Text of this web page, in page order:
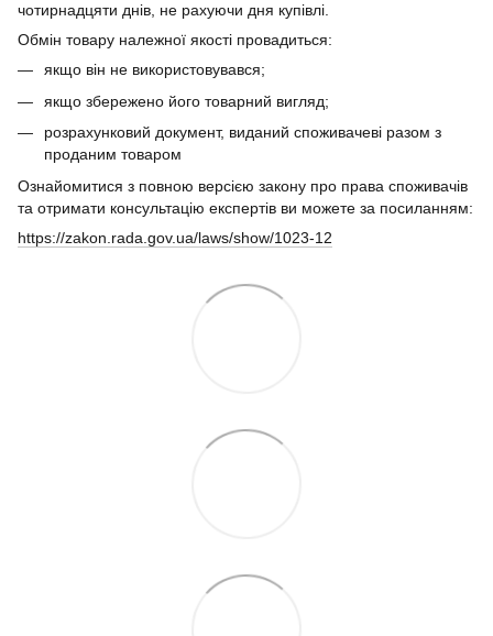
чотирнадцяти днів, не рахуючи дня купівлі.
Обмін товару належної якості провадиться:
якщо він не використовувався;
якщо збережено його товарний вигляд;
розрахунковий документ, виданий споживачеві разом з
проданим товаром
Ознайомитися з повною версією закону про права споживачів
та отримати консультацію експертів ви можете за посиланням:
https://zakon.rada.gov.ua/laws/show/1023-12